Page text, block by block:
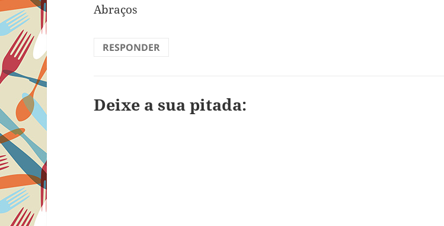
Abraços
RESPONDER
Deixe a sua pitada: